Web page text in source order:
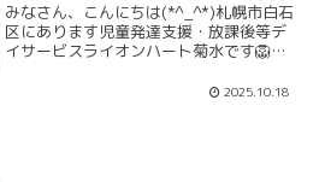
みなさん、こんにちは(*^_^*)札幌市白石
区にあります児童発達支援・放課後等デ
イサービスライオンハート菊水です🦁も
ね🎃今月の製作のオバケも皆さんとても
2025.10.18